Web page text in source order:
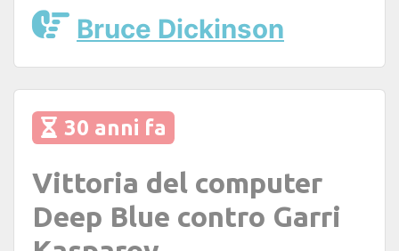
Bruce Dickinson
30 anni fa
Vittoria del computer
Deep Blue contro Garri